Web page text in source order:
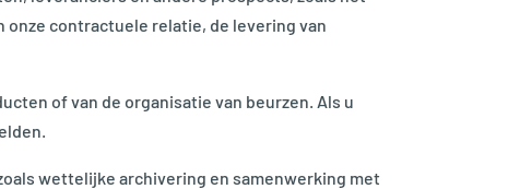
contractuele relatie, de levering van
of van de organisatie van beurzen. Als u
wettelijke archivering en samenwerking met